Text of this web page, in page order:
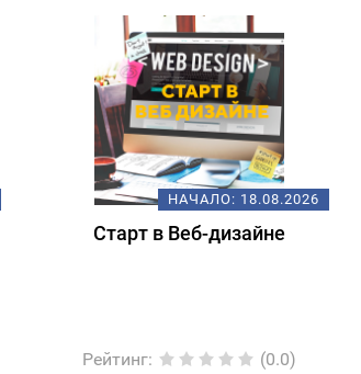
НАЧАЛО: 18.08.2026
Старт в Веб-дизайне
Рейтинг: (0.0)